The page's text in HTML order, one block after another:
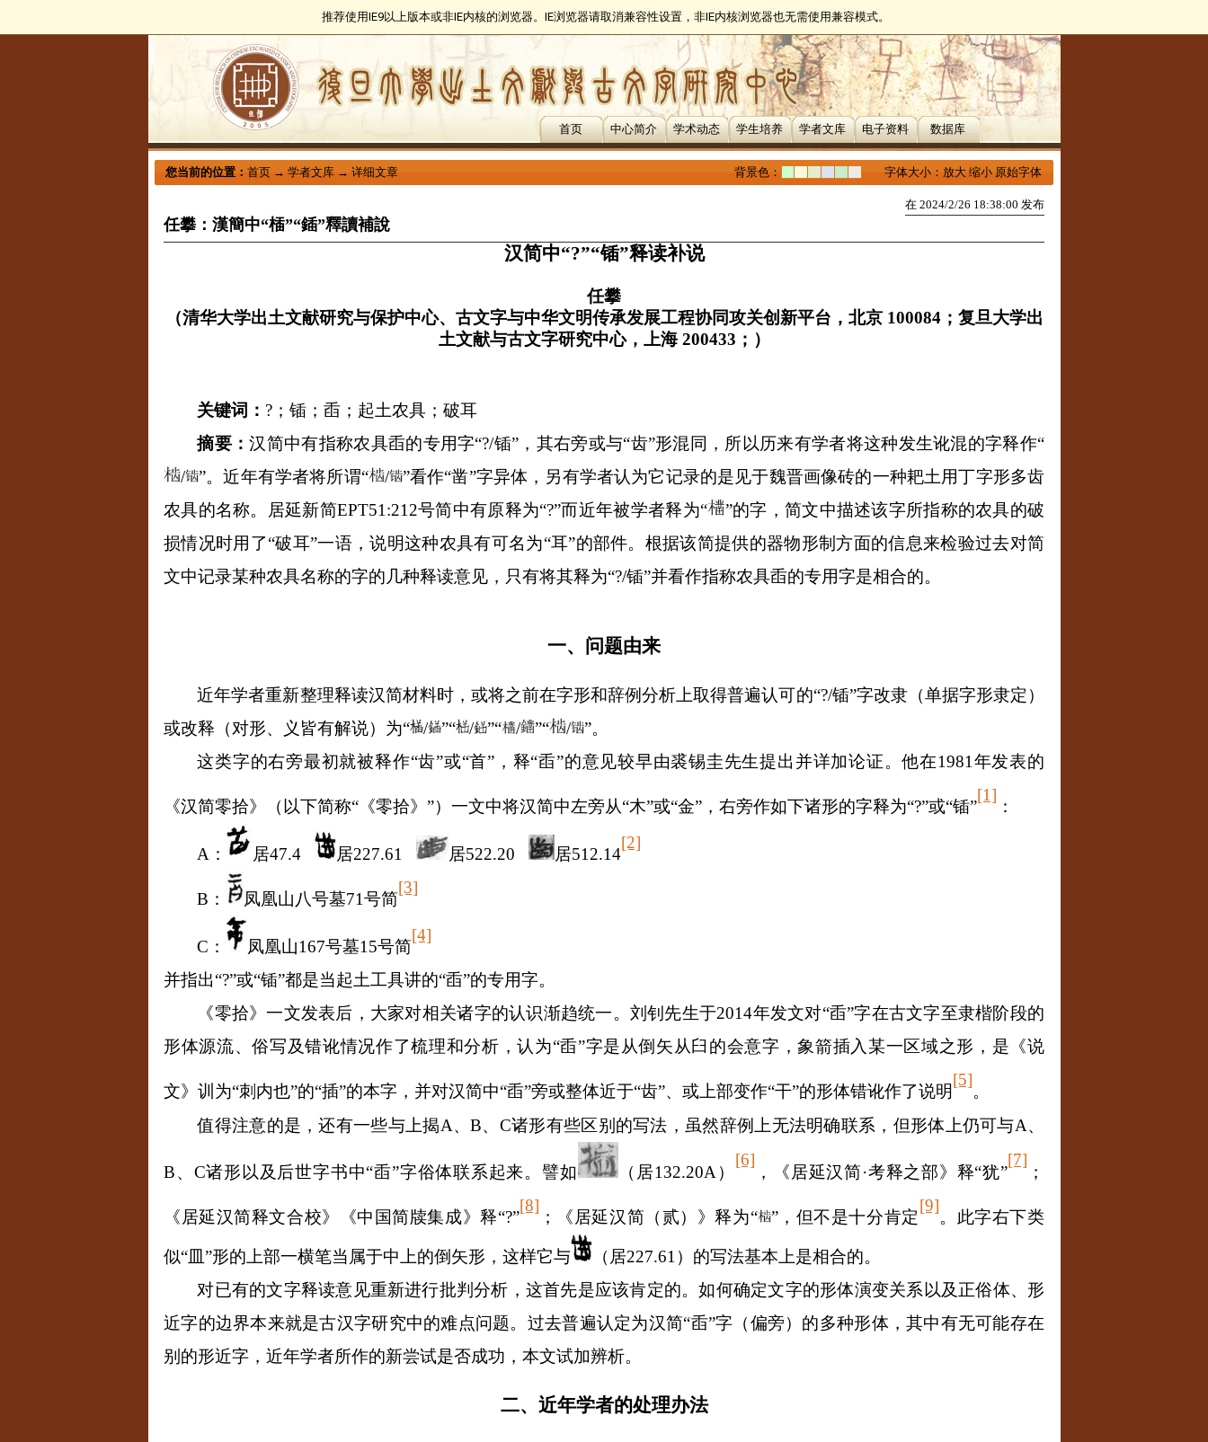
推荐使用IE9以上版本或非IE内核的浏览器。IE浏览器请取消兼容性设置，非IE内核浏览器也无需使用兼容模式。
首页 中心简介 学术动态 学生培养 学者文库 电子资料 数据库
您当前的位置： 首页 → 学者文库 → 详细文章 背景色： 字体大小： 放大 缩小 原始字体
任攀：漢簡中“㮑”“鍤”釋讀補說
在 2024/2/26 18:38:00 发布
汉简中“?”“锸”释读补说
任攀
（清华大学出土文献研究与保护中心、古文字与中华文明传承发展工程协同攻关创新平台，北京 100084；复旦大学出
土文献与古文字研究中心，上海 200433 ；）
关键词： ?；锸；臿；起土农具；破耳
摘要：汉简中有指称农具臿的专用字“?/锸”，其右旁或与“齿”形混同，所以历来有学者将这种发生讹混的字释作“
/
”。近年有学者将所谓“ / ”看作“凿”字异体，另有学者认为它记录的是见于魏晋画像砖的一种耙土用丁字形多齿
农具的名称。居延新简EPT51:212号简中有原释为“?”而近年被学者释为“ ”的字，简文中描述该字所指称的农具的破
损情况时用了“破耳”一语，说明这种农具有可名为“耳”的部件。根据该简提供的器物形制方面的信息来检验过去对简
文中记录某种农具名称的字的几种释读意见，只有将其释为“?/锸”并看作指称农具臿的专用字是相合的。
一、问题由来
近年学者重新整理释读汉简材料时，或将之前在字形和辞例分析上取得普遍认可的“?/锸”字改隶（单据字形隶定）
或改释（对形、义皆有解说）为“ / ”“ / ”“ / ”“ /
”。
这类字的右旁最初就被释作“齿”或“首”，释“臿”的意见较早由裘锡圭先生提出并详加论证。他在1981 年发表的
《汉简零拾》（以下简称“《零拾》”）一文中将汉简中左旁从“木”或“金”，右旁作如下诸形的字释为“?”或“锸”
[1]
：
A ： 居47.4 居227.61 居522.20 居512.14
[2]
B ： 凤凰山八号墓71号简
[3]
C ： 凤凰山167号墓15号简
[4]
并指出“?”或“锸”都是当起土工具讲的“臿”的专用字。
《零拾》一文发表后，大家对相关诸字的认识渐趋统一。刘钊先生于2014年发文对“臿”字在古文字至隶楷阶段的
形体源流、俗写及错讹情况作了梳理和分析，认为“臿”字是从倒矢从臼的会意字，象箭插入某一区域之形，是《说
文》训为“刺内也”的“插”的本字，并对汉简中“臿”旁或整体近于“齿”、或上部变作“干”的形体错讹作了说明
[5]
。
值得注意的是，还有一些与上揭A、B、 C诸形有些区别的写法，虽然辞例上无法明确联系，但形体上仍可与A、
B、 C诸形以及后世字书中“臿”字俗体联系起来。譬如 （居132.20A ）
[6]
，《居延汉简·考释之部》释“犹”
[7]
；
《居延汉简释文合校》《中国简牍集成》释“?”
[8]
；《居延汉简（贰）》释为“ ”，但不是十分肯定
[9]
。此字右下类
似“皿”形的上部一横笔当属于中上的倒矢形，这样它与 （居227.61）的写法基本上是相合的。
对已有的文字释读意见重新进行批判分析，这首先是应该肯定的。如何确定文字的形体演变关系以及正俗体、形
近字的边界本来就是古汉字研究中的难点问题。过去普遍认定为汉简“臿”字（偏旁）的多种形体，其中有无可能存在
别的形近字，近年学者所作的新尝试是否成功，本文试加辨析。
二、近年学者的处理办法